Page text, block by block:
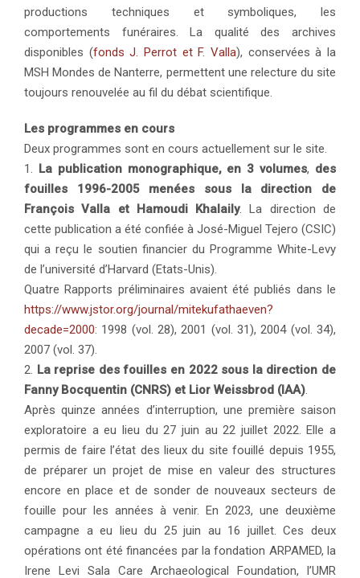
productions techniques et symboliques, les
comportements funéraires. La qualité des archives
disponibles (fonds J. Perrot et F. Valla), conservées à la
MSH Mondes de Nanterre, permettent une relecture du site
toujours renouvelée au fil du débat scientifique.
Les programmes en cours
Deux programmes sont en cours actuellement sur le site.
1. La publication monographique, en 3 volumes, des
fouilles 1996-2005 menées sous la direction de
François Valla et Hamoudi Khalaily. La direction de
cette publication a été confiée à José-Miguel Tejero (CSIC)
qui a reçu le soutien financier du Programme White-Levy
de l’université d’Harvard (Etats-Unis).
Quatre Rapports préliminaires avaient été publiés dans le
https://www.jstor.org/journal/mitekufathaeven?
decade=2000: 1998 (vol. 28), 2001 (vol. 31), 2004 (vol. 34),
2007 (vol. 37).
2. La reprise des fouilles en 2022 sous la direction de
Fanny Bocquentin (CNRS) et Lior Weissbrod (IAA).
Après quinze années d’interruption, une première saison
exploratoire a eu lieu du 27 juin au 22 juillet 2022. Elle a
permis de faire l’état des lieux du site fouillé depuis 1955,
de préparer un projet de mise en valeur des structures
encore en place et de sonder de nouveaux secteurs de
fouille pour les années à venir. En 2023, une deuxième
campagne a eu lieu du 25 juin au 16 juillet. Ces deux
opérations ont été financées par la fondation ARPAMED, la
Irene Levi Sala Care Archaeological Foundation, l’UMR